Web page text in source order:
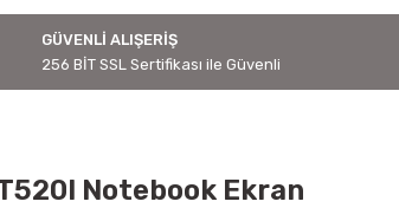
GÜVENLİ ALIŞERİŞ
256 BİT SSL Sertifikası ile Güvenli
Notebook Ekran